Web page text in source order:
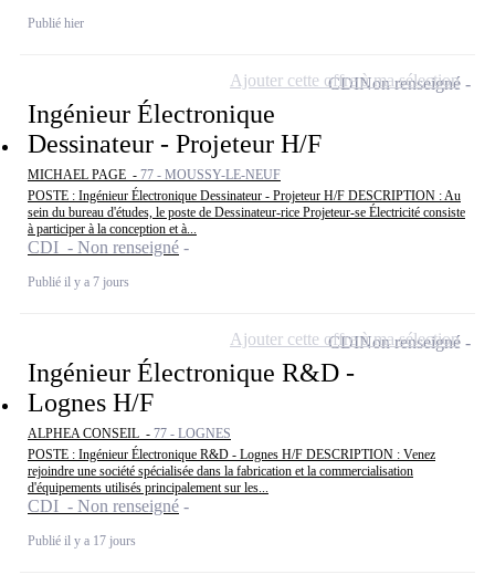
Publié hier
Ingénieur Électronique
Dessinateur - Projeteur H/F
MICHAEL PAGE - 77 - MOUSSY-LE-NEUF
POSTE : Ingénieur Électronique Dessinateur - Projeteur H/F DESCRIPTION : Au
sein du bureau d'études, le poste de Dessinateur-rice Projeteur-se Électricité consiste
à participer à la conception et à...
CDI - Non renseigné
Publié il y a 7 jours
CDINon renseigné
Ajouter cette offre à ma sélection
Ingénieur Électronique R&D -
Lognes H/F
ALPHEA CONSEIL - 77 - LOGNES
POSTE : Ingénieur Électronique R&D - Lognes H/F DESCRIPTION : Venez
rejoindre une société spécialisée dans la fabrication et la commercialisation
d'équipements utilisés principalement sur les...
CDI - Non renseigné
Publié il y a 17 jours
CDINon renseigné
Ajouter cette offre à ma sélection